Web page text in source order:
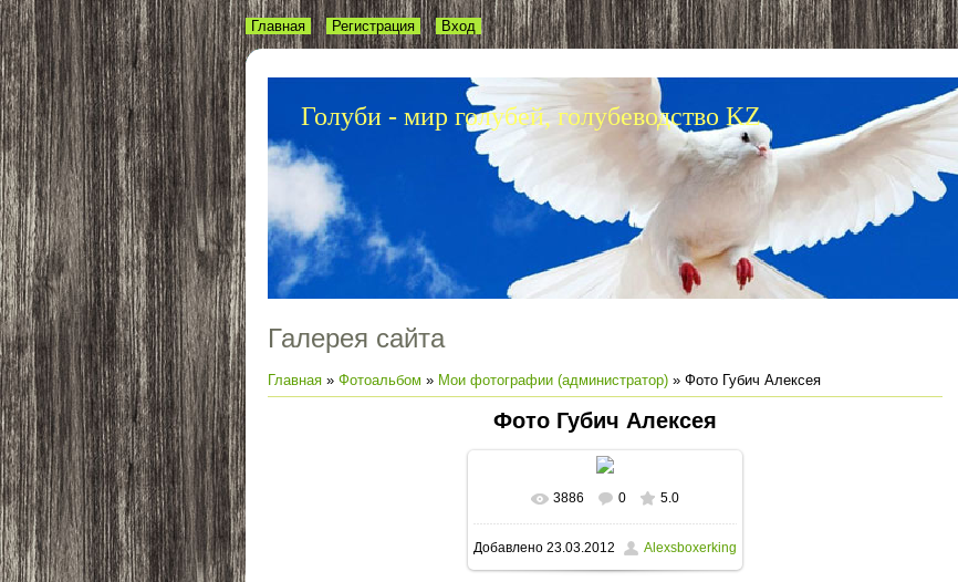
Голуби - мир голубей, голубеводство KZ
Главная Регистрация Вход
Галерея сайта
Главная » Фотоальбом » Мои фотографии (администратор) » Фото Губич Алексея
Фото Губич Алексея
В реальном размере 1600x1332
174.7Kb
3886 0 5.0
Добавлено 23.03.2012 Alexsboxerking